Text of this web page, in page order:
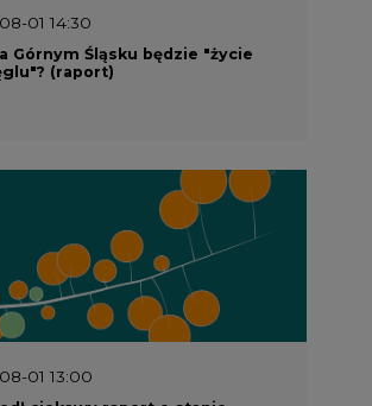
01 14:30
Górnym Śląsku będzie "życie
(raport)
01 13:00